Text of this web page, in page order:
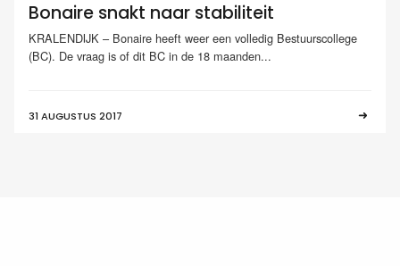
Bonaire snakt naar stabiliteit
KRALENDIJK – Bonaire heeft weer een volledig Bestuurscollege
(BC). De vraag is of dit BC in de 18 maanden...
31 AUGUSTUS 2017